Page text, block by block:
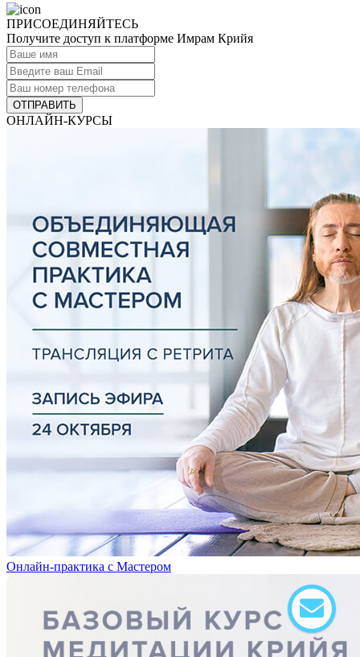
ПРИСОЕДИНЯЙТЕСЬ
Получите доступ к платформе Имрам Крийя
ОТПРАВИТЬ
ОНЛАЙН-КУРСЫ
Онлайн-практика с Мастером